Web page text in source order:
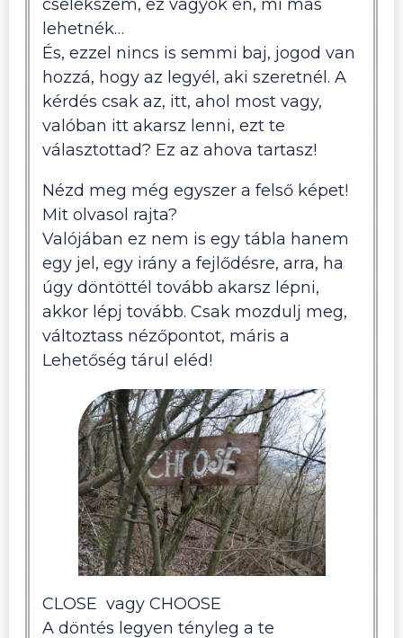
cselekszem, ez vagyok én, mi más
lehetnék…
És, ezzel nincs is semmi baj, jogod van
hozzá, hogy az legyél, aki szeretnél. A
kérdés csak az, itt, ahol most vagy,
valóban itt akarsz lenni, ezt te
választottad? Ez az ahova tartasz!
Nézd meg még egyszer a felső képet!
Mit olvasol rajta?
Valójában ez nem is egy tábla hanem
egy jel, egy irány a fejlődésre, arra, ha
úgy döntöttél tovább akarsz lépni,
akkor lépj tovább. Csak mozdulj meg,
változtass nézőpontot, máris a
Lehetőség tárul eléd!
CLOSE vagy CHOOSE
A döntés legyen tényleg a te